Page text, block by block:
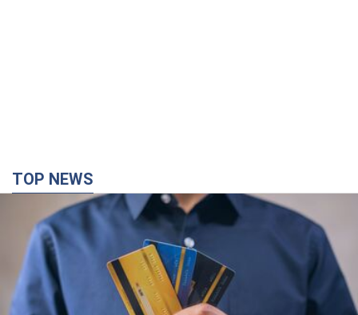
Мікрокредити без міфів: три типові сценарії
позичальника і план дій, щоб вберегти свої
гроші
Що мають діяти українці, аби не переплачувати за "швидку
позику"